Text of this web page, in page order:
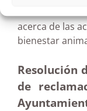
acerca de las
bienestar
Resolución
de